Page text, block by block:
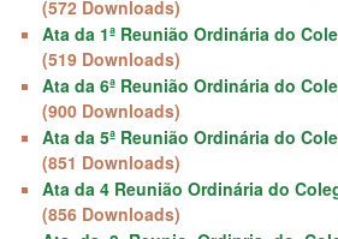
(572 Downloads)
Ata da 1ª Reunião Ordinária do
(519 Downloads)
Ata da 6ª Reunião Ordinária do
(900 Downloads)
Ata da 5ª Reunião Ordinária do
(851 Downloads)
Ata da 4 Reunião Ordinária do
(856 Downloads)